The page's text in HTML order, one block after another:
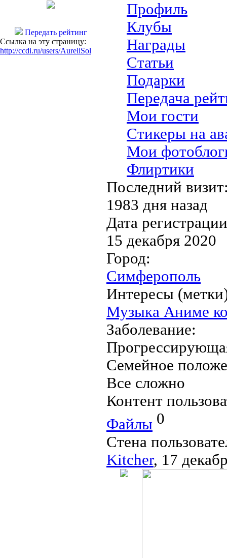
Передать рейтинг
Ссылка на эту страницу:
http://ccdi.ru/users/AureliSol
Профиль
Клубы
Награды
Статьи
Подарки
Передача
Мои гости
Стикеры на
Мои
Флиртики
Последний
1983 дня назад
Дата
15 декабря 2020
Город:
Симферополь
Интересы
Музыка Аниме
Заболевание:
Семейное
Все сложно
Контент
Файлы 0
Стена
Kitcher, 17